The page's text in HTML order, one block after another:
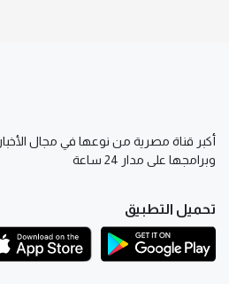
أكبر قناة مصرية من نوعها في مجال الأخبار
وبرامجها على مدار 24 ساعة
تحميل التطبيق